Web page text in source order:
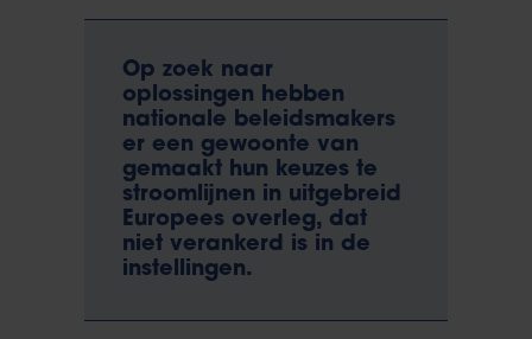
Op zoek naar
oplossingen hebben
nationale beleidsmakers
er een gewoonte van
gemaakt hun keuzes te
stroomlijnen in uitgebreid
Europees overleg, dat
niet verankerd is in de
instellingen.